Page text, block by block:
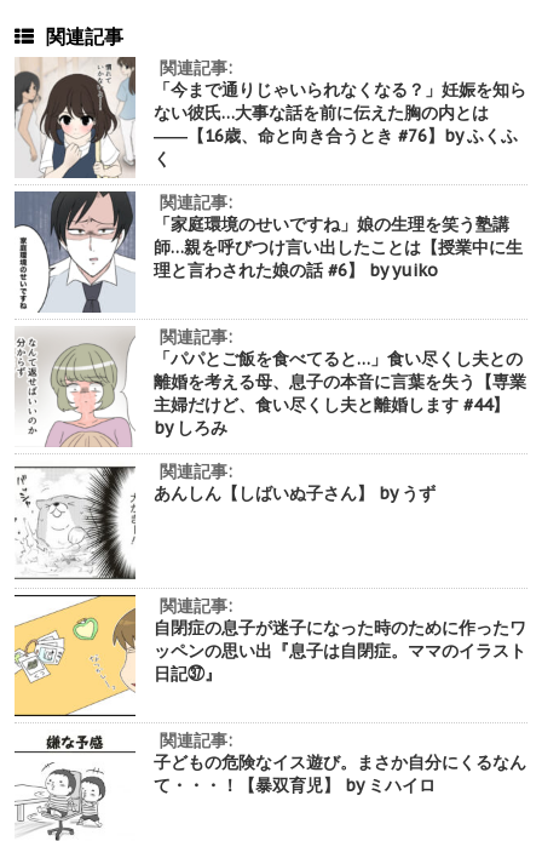
関連記事
関連記事:
「今まで通りじゃいられなくなる？」妊娠を知ら
ない彼氏…大事な話を前に伝えた胸の内とは
――【16歳、命と向き合うとき #76】by ふくふ
く
関連記事:
「家庭環境のせいですね」娘の生理を笑う塾講
師…親を呼びつけ言い出したことは【授業中に生
理と言わされた娘の話 #6】 by yuiko
関連記事:
「パパとご飯を食べてると…」食い尽くし夫との
離婚を考える母、息子の本音に言葉を失う【専業
主婦だけど、食い尽くし夫と離婚します #44】
by しろみ
関連記事:
あんしん【しばいぬ子さん】 by うず
関連記事:
自閉症の息子が迷子になった時のために作ったワ
ッペンの思い出『息子は自閉症。ママのイラスト
日記㊲』
関連記事:
子どもの危険なイス遊び。まさか自分にくるなん
て・・・！【暴双育児】 by ミハイロ